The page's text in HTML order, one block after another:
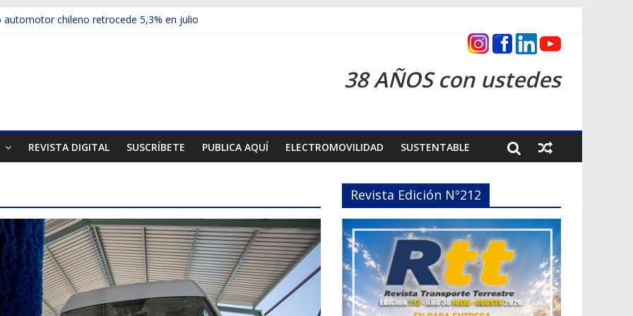
automotor chileno retrocede 5,3% en julio
presentó la recién estrenada Bolden en la Expo Compras Públicas 2026
mercado internacional en lanzar la nueva Maxus T70
38 AÑOS con ustedes
REVISTA DIGITAL SUSCRÍBETE PUBLICA AQUÍ ELECTROMOVILIDAD SUSTENTABLE
Revista Edición Nº212